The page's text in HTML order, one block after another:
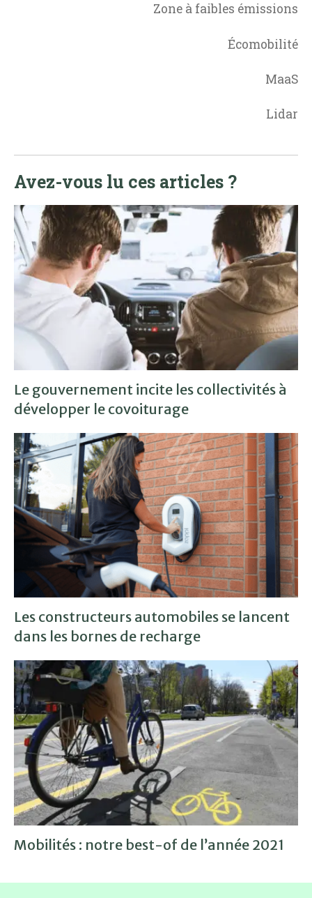
Zone à faibles émissions
Écomobilité
MaaS
Lidar
Avez-vous lu ces articles ?
Le gouvernement incite les collectivités à
développer le covoiturage
Les constructeurs automobiles se lancent
dans les bornes de recharge
Mobilités : notre best-of de l’année 2021